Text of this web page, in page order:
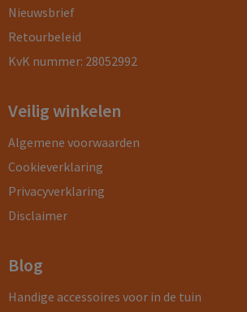
Nieuwsbrief
Retourbeleid
KvK nummer: 28052992
Veilig winkelen
Algemene voorwaarden
Cookieverklaring
Privacyverklaring
Disclaimer
Blog
Handige accessoires voor in de tuin